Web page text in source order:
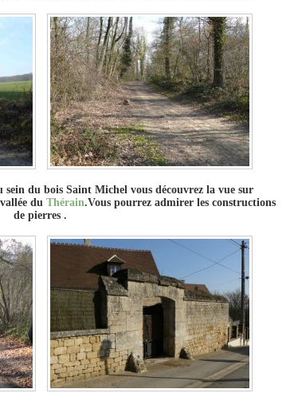
sein du bois Saint Michel vous découvrez la vue sur
du Thérain.Vous pourrez admirer les constructions
de pierres .